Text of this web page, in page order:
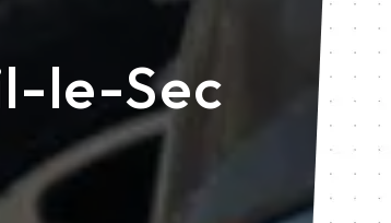
le-Sec